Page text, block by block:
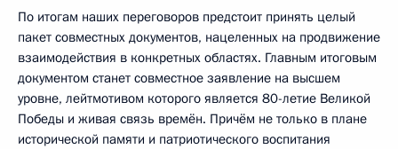
По итогам наших переговоров предстоит принять целый
пакет совместных документов, нацеленных на продвижение
взаимодействия в конкретных областях. Главным итоговым
документом станет совместное заявление на высшем
уровне, лейтмотивом которого является 80-летие Великой
Победы и живая связь времён. Причём не только в плане
исторической памяти и патриотического воспитания